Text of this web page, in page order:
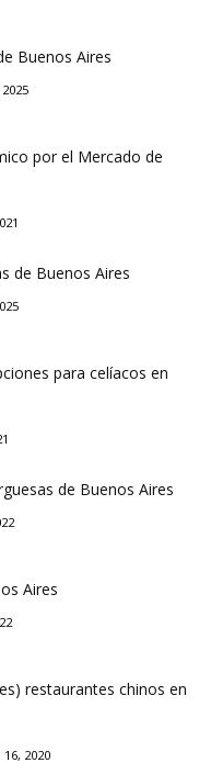
Buenos Aires
por el Mercado de
de Buenos Aires
para celíacos en
de Buenos Aires
Aires
restaurantes chinos en
2020